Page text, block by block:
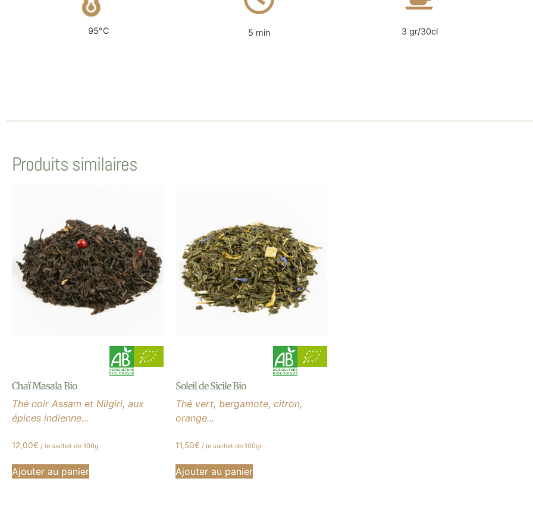
95°C 5 min 3 gr/30cl
Produits similaires
Chaï Masala Bio
Thé noir Assam et Nilgiri, aux
épices indienne...
12,00€ / le sachet de 100g
Ajouter au panier
Soleil de Sicile Bio
Thé vert, bergamote, citron,
orange...
11,50€ / le sachet de 100gr
Ajouter au panier